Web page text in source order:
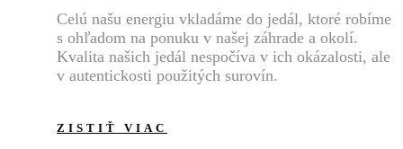
Celú našu energiu vkladáme do jedál, ktoré robíme
s ohľadom na ponuku v našej záhrade a okolí.
Kvalita našich jedál nespočíva v ich okázalosti, ale
v autentickosti použitých surovín.
ZISTIŤ VIAC